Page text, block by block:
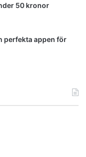
50 kronor
perfekta appen för